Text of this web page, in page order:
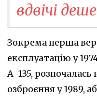
вдвічі
Зокрема перша
експлуатацію у
А-135, розпочалась
озброєння у 1989,